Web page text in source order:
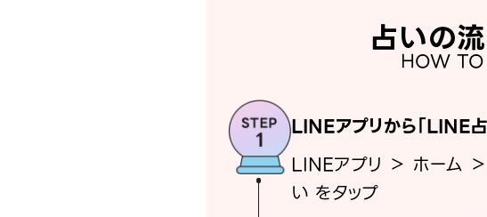
占いの
HOW TO
LINEアプリから「LINE
LINEアプリ ＞ ホーム
い をタップ